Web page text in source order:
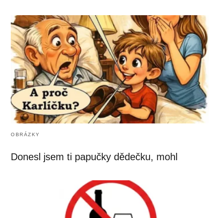
OBRÁZKY
Donesl jsem ti papučky dědečku, mohl